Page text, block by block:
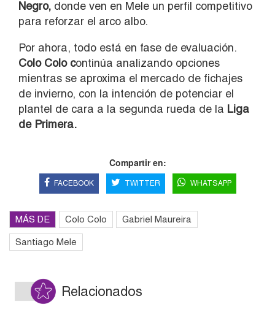
Negro, donde ven en Mele un perfil competitivo
para reforzar el arco albo.
Por ahora, todo está en fase de evaluación.
Colo Colo continúa analizando opciones
mientras se aproxima el mercado de fichajes
de invierno, con la intención de potenciar el
plantel de cara a la segunda rueda de la Liga
de Primera.
Compartir en:
FACEBOOK TWITTER WHATSAPP
MÁS DE Colo Colo Gabriel Maureira
Santiago Mele
Relacionados